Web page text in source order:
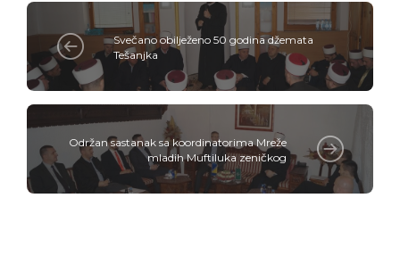
Svečano obilježeno 50 godina džemata
Tešanjka
Održan sastanak sa koordinatorima Mreže
mladih Muftiluka zeničkog